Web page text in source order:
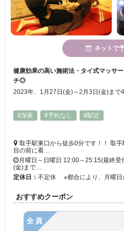
ネットで
健康効果の高い施術法・タイ式マッサ
チ◎
#深夜
#予約なし
#駅近
取手駅東口から徒歩0分です！！ 取手
目の前に看…
月曜日～日曜日 12:00～25:15(最終
(金)まで…
定休日： 不定休 ※都合により、月曜日
おすすめクーポン
全員